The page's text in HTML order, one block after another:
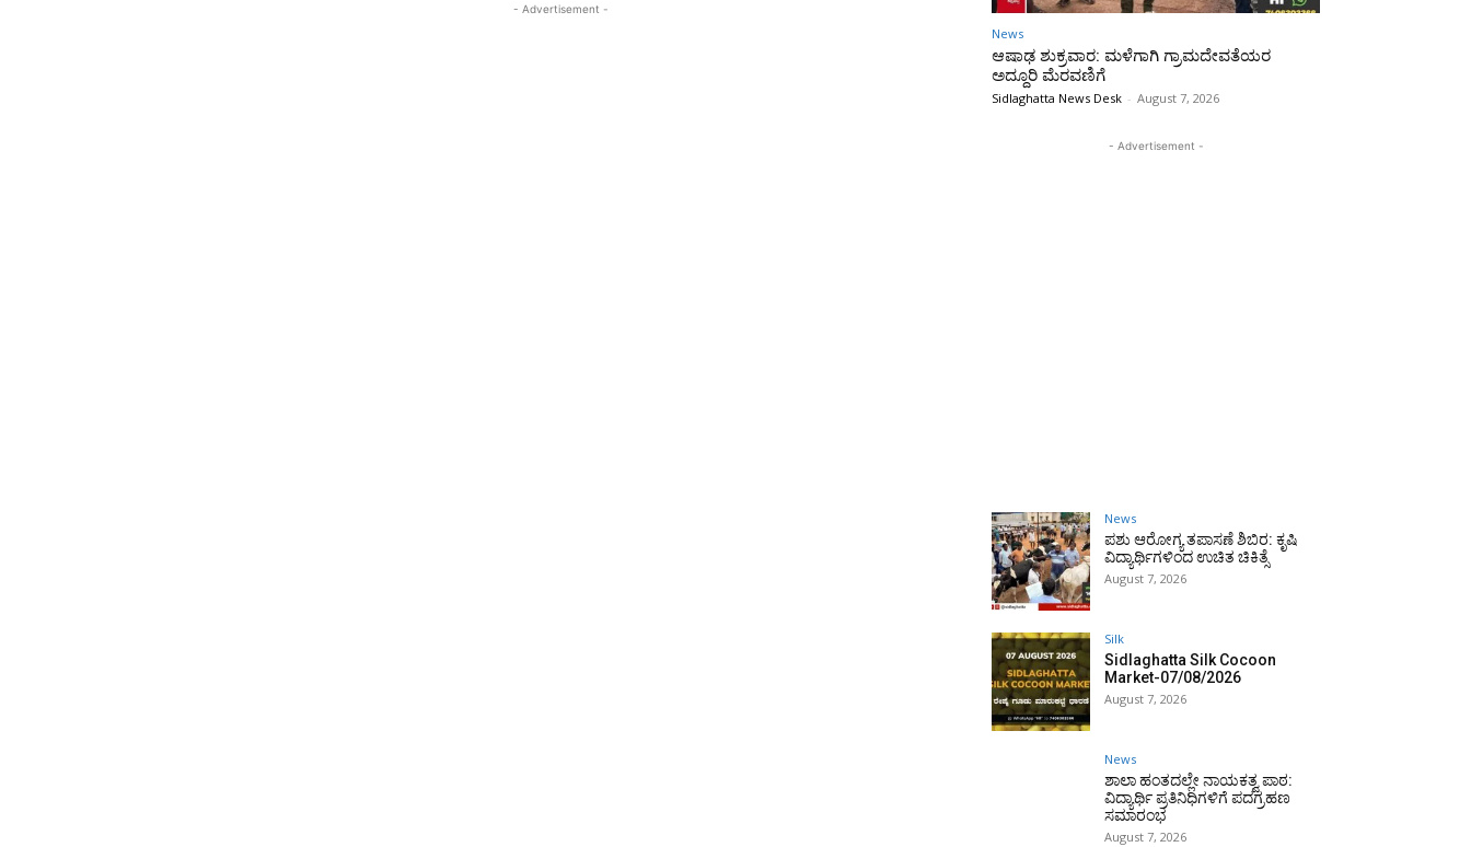
- Advertisement -
News
ಆಷಾಢ ಶುಕ್ರವಾರ: ಮಳೆಗಾಗಿ ಗ್ರಾಮದೇವತೆಯರ
ಅದ್ದೂರಿ ಮೆರವಣಿಗೆ
Sidlaghatta News Desk - August 7, 2026
- Advertisement -
News
ಪಶು ಆರೋಗ್ಯ ತಪಾಸಣೆ ಶಿಬಿರ: ಕೃಷಿ
ವಿದ್ಯಾರ್ಥಿಗಳಿಂದ ಉಚಿತ ಚಿಕಿತ್ಸೆ
August 7, 2026
Silk
Sidlaghatta Silk Cocoon
Market-07/08/2026
August 7, 2026
News
ಶಾಲಾ ಹಂತದಲ್ಲೇ ನಾಯಕತ್ವ ಪಾಠ:
ವಿದ್ಯಾರ್ಥಿ ಪ್ರತಿನಿಧಿಗಳಿಗೆ ಪದಗ್ರಹಣ
ಸಮಾರಂಭ
August 7, 2026